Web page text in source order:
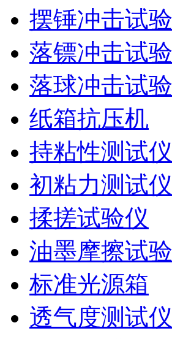
摆锤冲击试
落镖冲击试
落球冲击试
纸箱抗压机
持粘性测试仪
初粘力测试仪
揉搓试验仪
油墨摩擦试
标准光源箱
透气度测试仪